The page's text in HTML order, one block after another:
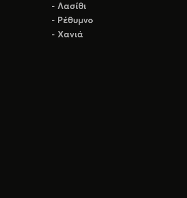
- Λασίθι
- Ρέθυμνο
- Χανιά